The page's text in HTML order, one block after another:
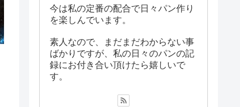
今は私の定番の配合で日々パン作り
を楽しんでいます。
素人なので、まだまだわからない事
ばかりですが、私の日々のパンの記
録にお付き合い頂けたら嬉しいで
す。